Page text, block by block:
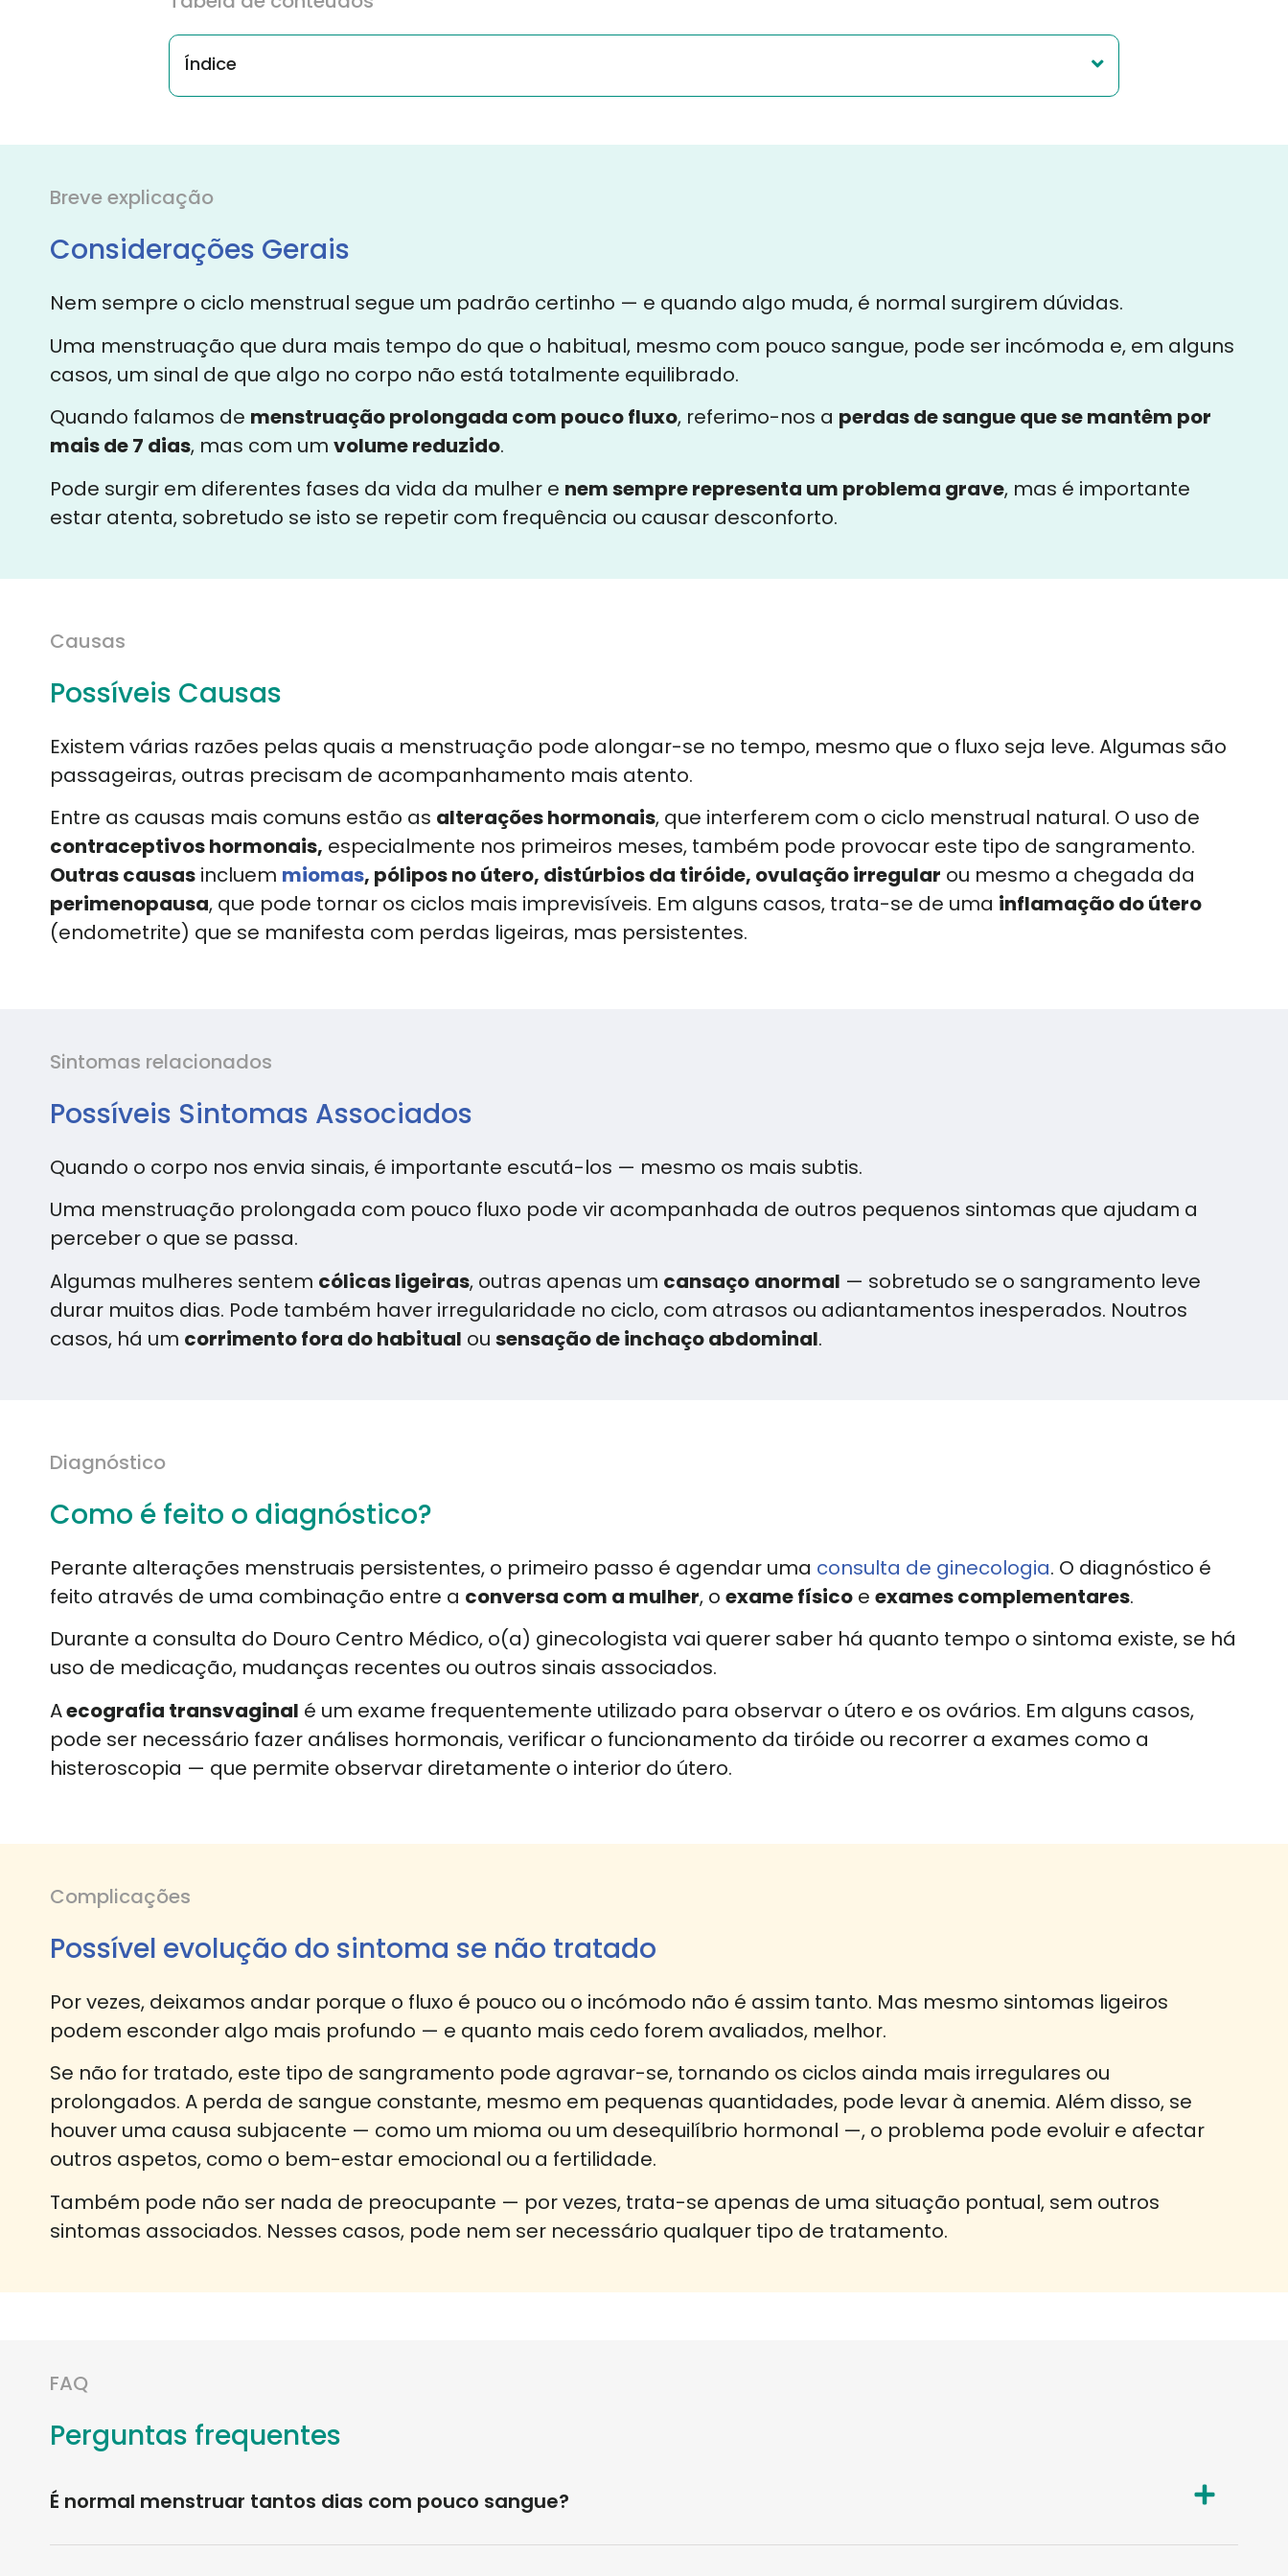
Índice
Breve explicação
Considerações Gerais
Nem sempre o ciclo menstrual segue um padrão certinho — e quando algo muda, é normal surgirem dúvidas.
Uma menstruação que dura mais tempo do que o habitual, mesmo com pouco sangue, pode ser incómoda e, em alguns
casos, um sinal de que algo no corpo não está totalmente equilibrado.
Quando falamos de menstruação prolongada com pouco fluxo, referimo-nos a perdas de sangue que se mantêm por
mais de 7 dias, mas com um volume reduzido.
Pode surgir em diferentes fases da vida da mulher e nem sempre representa um problema grave, mas é importante
estar atenta, sobretudo se isto se repetir com frequência ou causar desconforto.
Causas
Possíveis Causas
Existem várias razões pelas quais a menstruação pode alongar-se no tempo, mesmo que o fluxo seja leve. Algumas são
passageiras, outras precisam de acompanhamento mais atento.
Entre as causas mais comuns estão as alterações hormonais, que interferem com o ciclo menstrual natural. O uso de
contraceptivos hormonais, especialmente nos primeiros meses, também pode provocar este tipo de sangramento.
Outras causas incluem miomas, pólipos no útero, distúrbios da tiróide, ovulação irregular ou mesmo a chegada da
perimenopausa, que pode tornar os ciclos mais imprevisíveis. Em alguns casos, trata-se de uma inflamação do útero
(endometrite) que se manifesta com perdas ligeiras, mas persistentes.
Sintomas relacionados
Possíveis Sintomas Associados
Quando o corpo nos envia sinais, é importante escutá-los — mesmo os mais subtis.
Uma menstruação prolongada com pouco fluxo pode vir acompanhada de outros pequenos sintomas que ajudam a
perceber o que se passa.
Algumas mulheres sentem cólicas ligeiras, outras apenas um cansaço anormal — sobretudo se o sangramento leve
durar muitos dias. Pode também haver irregularidade no ciclo, com atrasos ou adiantamentos inesperados. Noutros
casos, há um corrimento fora do habitual ou sensação de inchaço abdominal.
Diagnóstico
Como é feito o diagnóstico?
Perante alterações menstruais persistentes, o primeiro passo é agendar uma consulta de ginecologia. O diagnóstico é
feito através de uma combinação entre a conversa com a mulher, o exame físico e exames complementares.
Durante a consulta do Douro Centro Médico, o(a) ginecologista vai querer saber há quanto tempo o sintoma existe, se há
uso de medicação, mudanças recentes ou outros sinais associados.
Aecografia transvaginal é um exame frequentemente utilizado para observar o útero e os ovários. Em alguns casos,
pode ser necessário fazer análises hormonais, verificar o funcionamento da tiróide ou recorrer a exames como a
histeroscopia — que permite observar diretamente o interior do útero.
Complicações
Possível evolução do sintoma se não tratado
Por vezes, deixamos andar porque o fluxo é pouco ou o incómodo não é assim tanto. Mas mesmo sintomas ligeiros
podem esconder algo mais profundo — e quanto mais cedo forem avaliados, melhor.
Se não for tratado, este tipo de sangramento pode agravar-se, tornando os ciclos ainda mais irregulares ou
prolongados. A perda de sangue constante, mesmo em pequenas quantidades, pode levar à anemia. Além disso, se
houver uma causa subjacente — como um mioma ou um desequilíbrio hormonal —, o problema pode evoluir e afectar
outros aspetos, como o bem-estar emocional ou a fertilidade.
Também pode não ser nada de preocupante — por vezes, trata-se apenas de uma situação pontual, sem outros
sintomas associados. Nesses casos, pode nem ser necessário qualquer tipo de tratamento.
FAQ
Perguntas frequentes
É normal menstruar tantos dias com pouco sangue?